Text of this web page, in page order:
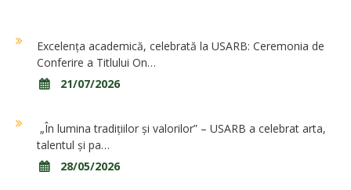
Excelența academică, celebrată la USARB: Ceremonia de
Conferire a Titlului On…
21/07/2026
„În lumina tradițiilor și valorilor” – USARB a celebrat arta,
talentul și pa…
28/05/2026